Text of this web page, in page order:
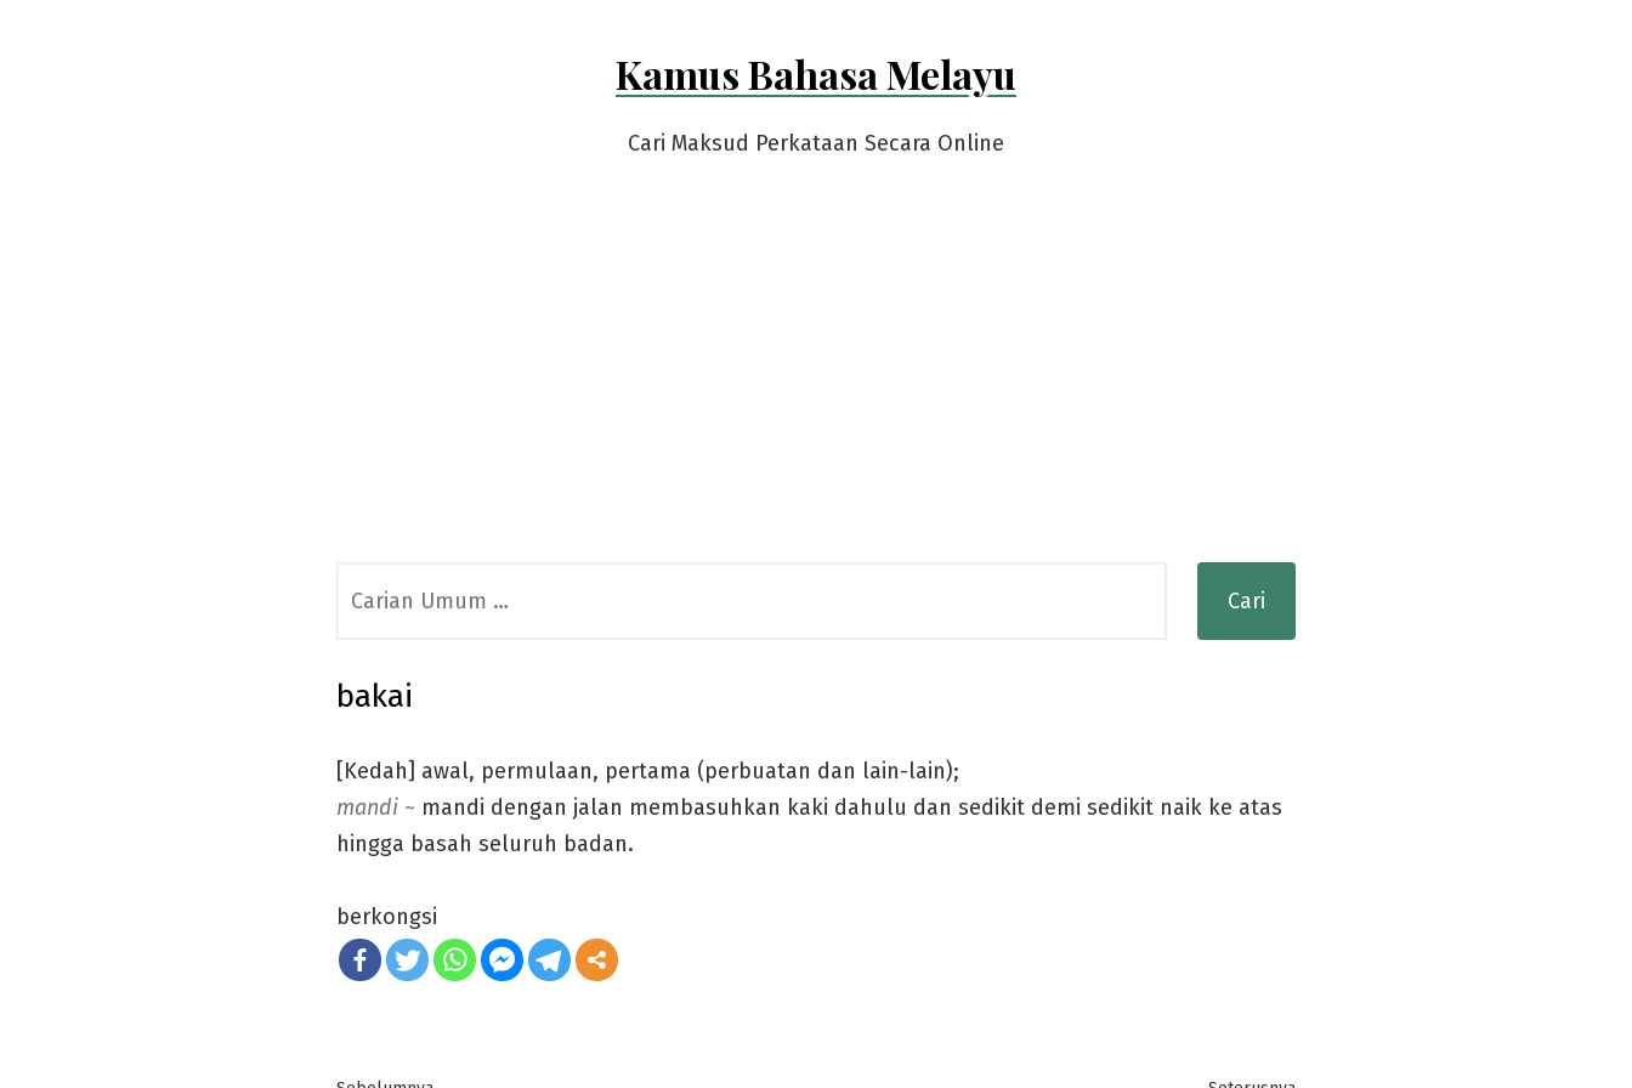
Kamus Bahasa Melayu
Cari Maksud Perkataan Secara Online
for:
bakai
[Kedah] awal, permulaan, pertama (perbuatan dan lain-lain);
mandi ~ mandi dengan jalan membasuhkan kaki dahulu dan sedikit demi sedikit naik ke atas
hingga basah seluruh badan.
berkongsi